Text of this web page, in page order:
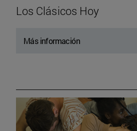
Los Clásicos Hoy
Más información